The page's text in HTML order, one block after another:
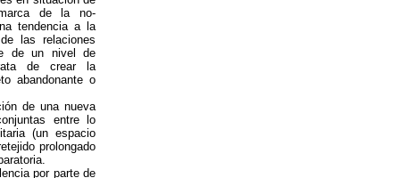
de la no-
tendencia a la
las relaciones
de un nivel de
de crear la
abandonante o
de una nueva
entre lo
(un espacio
prolongado
por parte de